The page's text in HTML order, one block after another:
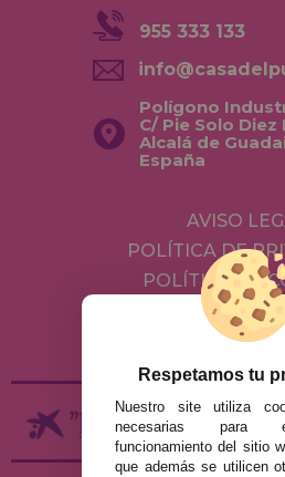
955 333 133
Polígono
C/ Pie Solo Diez
Alcalá de
España
AVISO
POLÍTICA DE
POLÍTICA DE
ENVÍOS Y
DEVOLUCIONES /
Respetamos tu
Nuestro site utiliza
necesarias para
funcionamiento del sitio
que además se utilicen